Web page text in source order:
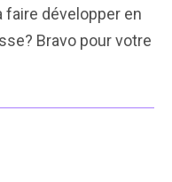
développer en
Bravo pour votre